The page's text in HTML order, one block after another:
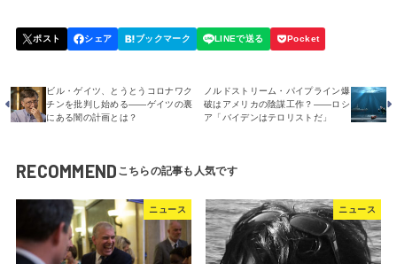
ビル・ゲイツ、とうとうコロナワク
チンを批判し始める――ゲイツの裏
にある闇の計画とは？
ノルドストリーム・パイプライン爆
破はアメリカの陰謀工作？――ロシ
ア「バイデンはテロリストだ」
RECOMMEND
ニュース ニュース